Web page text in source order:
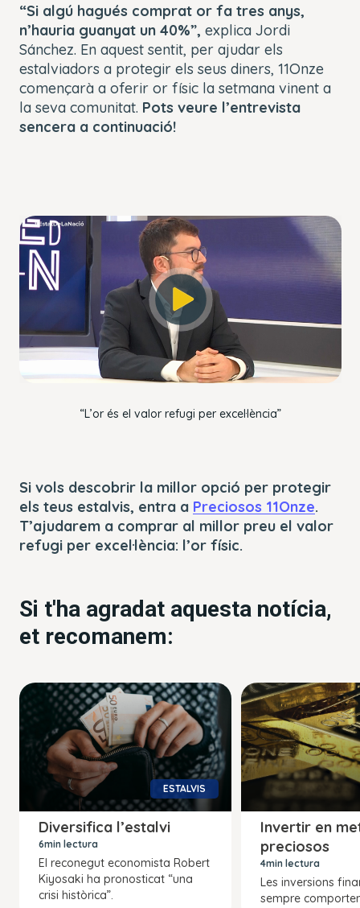
“Si algú hagués comprat or fa tres anys,
n’hauria guanyat un 40%”, explica Jordi
Sánchez. En aquest sentit, per ajudar els
estalviadors a protegir els seus diners, 11Onze
començarà a oferir or físic la setmana vinent a
la seva comunitat. Pots veure l’entrevista
sencera a continuació!
“L’or és el valor refugi per excel·lència”
This
is
a
modal
window.
The Video Cloud account was not found.
Error Code:
VIDEO_CLOUD_ERR_ACCOUNT_NOT_FOUND
2026-08-09:ebcf629245997bf5a767f011
player_6296029319001
OK
Modal
Dialog
Si vols descobrir la millor opció per protegir
els teus estalvis, entra a Preciosos 11Onze.
T’ajudarem a comprar al millor preu el valor
refugi per excel·lència: l’or físic.
Si t'ha agradat aquesta notícia,
et recomanem:
ESTALVIS
Diversifica l’estalvi
6min lectura
El reconegut economista Robert
Kiyosaki ha pronosticat “una
crisi històrica”.
Invertir en
preciosos
4min lectura
Les inversions
sempre